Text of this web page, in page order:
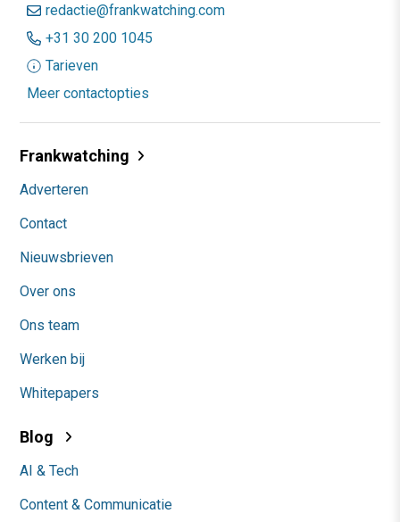
redactie@frankwatching.com
+31 30 200 1045
Tarieven
Meer contactopties
Frankwatching
Adverteren
Contact
Nieuwsbrieven
Over ons
Ons team
Werken bij
Whitepapers
Blog
AI & Tech
Content & Communicatie